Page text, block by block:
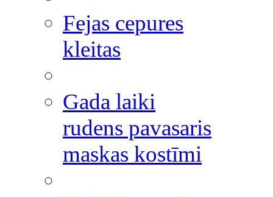
Fejas cepures
kleitas
Gada laiki
rudens pavasaris
maskas kostīmi